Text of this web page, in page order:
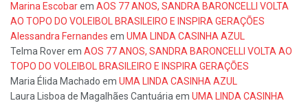
Marina Escobarem AOS 77 ANOS, SANDRA BARONCELLI VOLTA
AO TOPO DO VOLEIBOL BRASILEIRO E INSPIRA GERAÇÕES
Alessandra Fernandes em UMA LINDA CASINHA AZUL
Telma Roverem AOS 77 ANOS, SANDRA BARONCELLI VOLTA AO
TOPO DO VOLEIBOL BRASILEIRO E INSPIRA GERAÇÕES
Maria Élida Machado em UMA LINDA CASINHA AZUL
Laura Lisboa de Magalhães Cantuáriaem UMA LINDA CASINHA